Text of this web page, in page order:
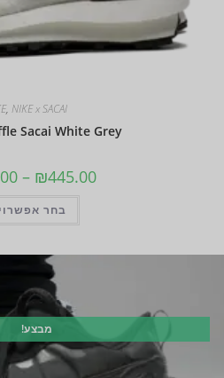
, NIKE x SACAI
Sacai White Grey
₪445.00
–
בחר
מבצע!